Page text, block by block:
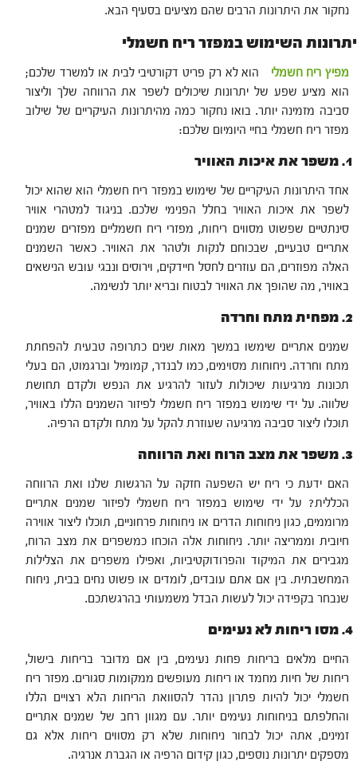
נחקור את היתרונות הרבים שהם מציעים בסעיף הבא.
יתרונות השימוש במפזר ריח חשמלי
מפיץ ריח חשמלי
הוא לא רק פריט דקורטיבי לבית או למשרד שלכם;
הוא מציע שפע של יתרונות שיכולים לשפר את הרווחה שלך וליצור
סביבה מזמינה יותר. בואו נחקור כמה מהיתרונות העיקריים של שילוב
מפזר ריח חשמלי בחיי היומיום שלכם:
1. משפר את איכות האוויר
אחד היתרונות העיקריים של שימוש במפזר ריח חשמלי הוא שהוא יכול
לשפר את איכות האוויר בחלל הפנימי שלכם. בניגוד למטהרי אוויר
סינתטיים שפשוט מסווים ריחות, מפזרי ריח חשמליים מפזרים שמנים
אתריים טבעיים, שבכוחם לנקות ולטהר את האוויר. כאשר השמנים
האלה מפוזרים, הם עוזרים לחסל חיידקים, וירוסים ונבגי עובש הנישאים
באוויר, מה שהופך את האוויר לבטוח ובריא יותר לנשימה.
2. מפחית מתח וחרדה
שמנים אתריים שימשו במשך מאות שנים כתרופה טבעית להפחתת
מתח וחרדה. ניחוחות מסוימים, כמו לבנדר, קמומיל וברגמוט, הם בעלי
תכונות מרגיעות שיכולות לעזור להרגיע את הנפש ולקדם תחושת
שלווה. על ידי שימוש במפזר ריח חשמלי לפיזור השמנים הללו באוויר,
תוכלו ליצור סביבה מרגיעה שעוזרת להקל על מתח ולקדם הרפיה.
3. משפר את מצב הרוח ואת הרווחה
האם ידעת כי ריח יש השפעה חזקה על הרגשות שלנו ואת הרווחה
הכללית? על ידי שימוש במפזר ריח חשמלי לפיזור שמנים אתריים
מרוממים, כגון ניחוחות הדרים או ניחוחות פרחוניים, תוכלו ליצור אווירה
חיובית וממריצה יותר. ניחוחות אלה הוכחו כמשפרים את מצב הרוח,
מגבירים את המיקוד והפרודוקטיביות, ואפילו משפרים את הצלילות
המחשבתית. בין אם אתם עובדים, לומדים או פשוט נחים בבית, ניחוח
שנבחר בקפידה יכול לעשות הבדל משמעותי בהרגשתכם.
4. מסו ריחות לא נעימים
החיים מלאים בריחות פחות נעימים, בין אם מדובר בריחות בישול,
ריחות של חיות מחמד או ריחות מעופשים ממקומות סגורים. מפזר ריח
חשמלי יכול להיות פתרון נהדר להסוואת הריחות הלא רצויים הללו
והחלפתם בניחוחות נעימים יותר. עם מגוון רחב של שמנים אתריים
זמינים, אתה יכול לבחור ניחוחות שלא רק מסווים ריחות אלא גם
מספקים יתרונות נוספים, כגון קידום הרפיה או הגברת אנרגיה.